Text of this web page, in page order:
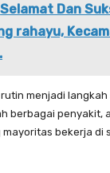
Selamat Dan
rahayu,
menjadi
berbagai penyakit,
bekerja di